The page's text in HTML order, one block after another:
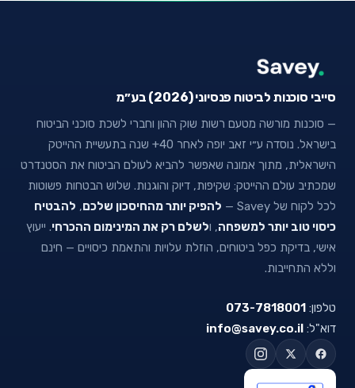
סייבי סוכנות לביטוח פנסיוני (2026) בע״מ
— סוכנות מורשה מטעם רשות שוק ההון וחברי לשכת סוכני הביטוח
בישראל. נוסדה ע״י זאב יופה לאחר 40+ שנה בתעשיית ההייטק
הישראלית, מתוך אמונה שאפשר להביא לעולם הביטוח את הסטנדרט
שמכתיב עולם ההייטק: שקיפות, דיוק והוגנות. שלוש הבטחות פשוטות
לכל לקוח של Savey —
להפיק יותר מהחיסכון שלכם, להבטיח
כיסוי טוב יותר למשפחה, ולשלם רק את המינימום ההכרחי. ייעוץ
אישי, בדיקת כפל ביטוחים, הוזלת עלויות והתאמת כיסויים — חינם
וללא התחייבות.
טלפון: 073-7818001
דוא"ל: info@savey.co.il